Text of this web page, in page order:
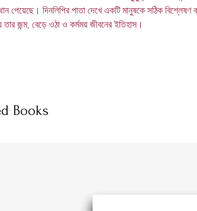
পেয়েছে। দিনলিপির পাতা দেখে একটি মানুষকে সঠিক
তার জন্ম, বেড়ে ওঠা ও কর্মময় জীবনের ইতিহাস।
Books